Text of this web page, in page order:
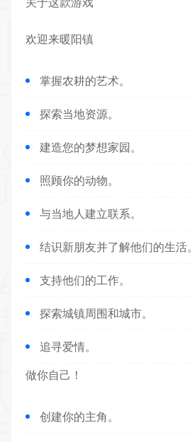
欢迎来暖阳镇
掌握农耕的艺术。
探索当地资源。
建造您的梦想家园。
照顾你的动物。
与当地人建立联系。
结识新朋友并了解他们的生活。
支持他们的工作。
探索城镇周围和城市。
追寻爱情。
做你自己！
创建你的主角。